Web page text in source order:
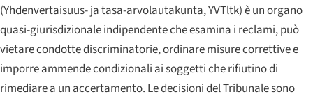
(Yhdenvertaisuus- ja tasa-arvolautakunta, YVTltk) è un organo
quasi-giurisdizionale indipendente che esamina i reclami, può
vietare condotte discriminatorie, ordinare misure correttive e
imporre ammende condizionali ai soggetti che rifiutino di
rimediare a un accertamento. Le decisioni del Tribunale sono